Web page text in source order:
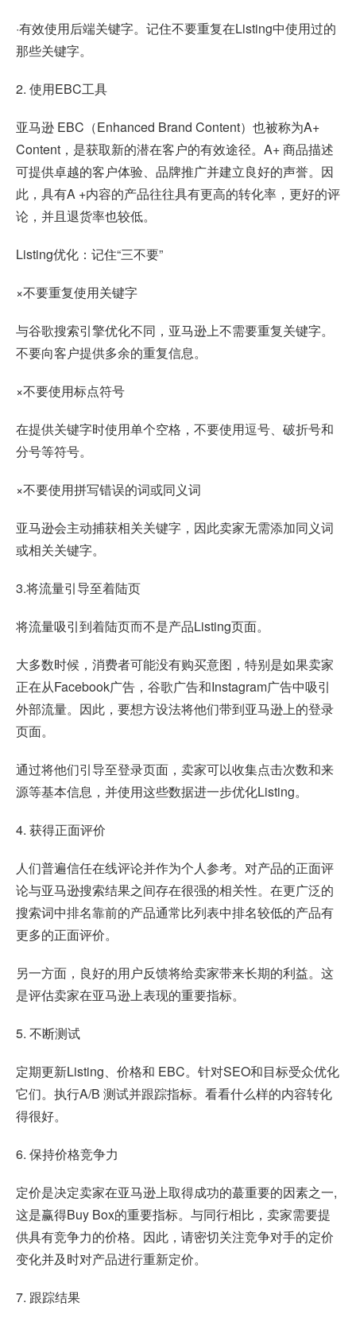
·有效使用后端关键字。记住不要重复在Listing中使用过的
那些关键字。
2. 使用EBC工具
亚马逊 EBC（Enhanced Brand Content）也被称为A+
Content，是获取新的潜在客户的有效途径。A+ 商品描述
可提供卓越的客户体验、品牌推广并建立良好的声誉。因
此，具有A +内容的产品往往具有更高的转化率，更好的评
论，并且退货率也较低。
Listing优化：记住“三不要”
×不要重复使用关键字
与谷歌搜索引擎优化不同，亚马逊上不需要重复关键字。
不要向客户提供多余的重复信息。
×不要使用标点符号
在提供关键字时使用单个空格，不要使用逗号、破折号和
分号等符号。
×不要使用拼写错误的词或同义词
亚马逊会主动捕获相关关键字，因此卖家无需添加同义词
或相关关键字。
3.将流量引导至着陆页
将流量吸引到着陆页而不是产品Listing页面。
大多数时候，消费者可能没有购买意图，特别是如果卖家
正在从Facebook广告，谷歌广告和Instagram广告中吸引
外部流量。因此，要想方设法将他们带到亚马逊上的登录
页面。
通过将他们引导至登录页面，卖家可以收集点击次数和来
源等基本信息，并使用这些数据进一步优化Listing。
4. 获得正面评价
人们普遍信任在线评论并作为个人参考。对产品的正面评
论与亚马逊搜索结果之间存在很强的相关性。在更广泛的
搜索词中排名靠前的产品通常比列表中排名较低的产品有
更多的正面评价。
另一方面，良好的用户反馈将给卖家带来长期的利益。这
是评估卖家在亚马逊上表现的重要指标。
5. 不断测试
定期更新Listing、价格和 EBC。针对SEO和目标受众优化
它们。执行A/B 测试并跟踪指标。看看什么样的内容转化
得很好。
6. 保持价格竞争力
定价是决定卖家在亚马逊上取得成功的蕞重要的因素之一,
这是赢得Buy Box的重要指标。与同行相比，卖家需要提
供具有竞争力的价格。因此，请密切关注竞争对手的定价
变化并及时对产品进行重新定价。
7. 跟踪结果